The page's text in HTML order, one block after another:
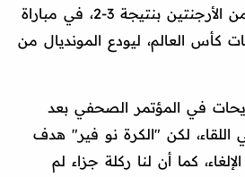
وخسر منتخب مصر من الأرجنتين بنتيجة 3-2، في مباراة
كأس العالم، ليودع المونديال من
في المؤتمر الصحفي بعد
اللقاء، لكن "الكرة نو فير" هدف
كما أن لنا ركلة جزاء لم